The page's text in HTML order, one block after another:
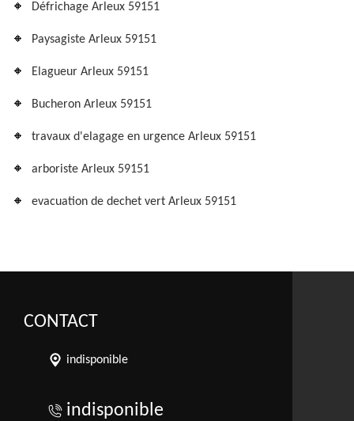
Défrichage Arleux 59151
Paysagiste Arleux 59151
Elagueur Arleux 59151
Bucheron Arleux 59151
travaux d'elagage en urgence Arleux 59151
arboriste Arleux 59151
evacuation de dechet vert Arleux 59151
CONTACT
indisponible
indisponible